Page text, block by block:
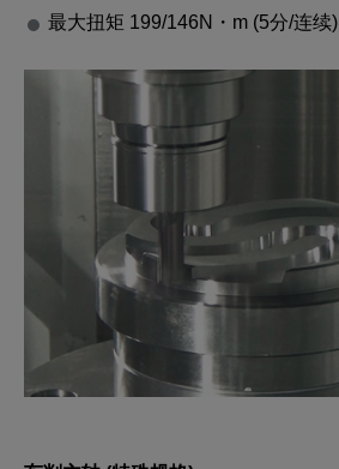
最大扭矩 199/146N・m (5分/连续)